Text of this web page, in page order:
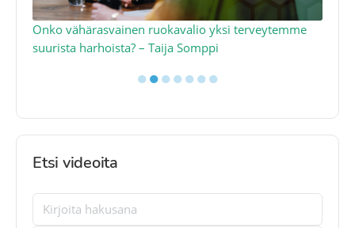
Onko vähärasvainen ruokavalio yksi terveytemme
suurista harhoista? – Taija Somppi
●●●●●●●
Etsi videoita